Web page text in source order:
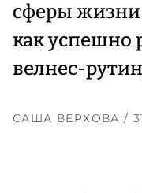
сферы жизни
как успешно
велнес-
САША ВЕРХОВА/